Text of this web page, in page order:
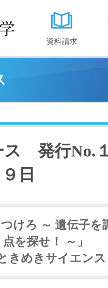
資料請求
ス 発行
日
つけろ ～ 遺伝子
点を探せ！ ～」
きめきサイエンス